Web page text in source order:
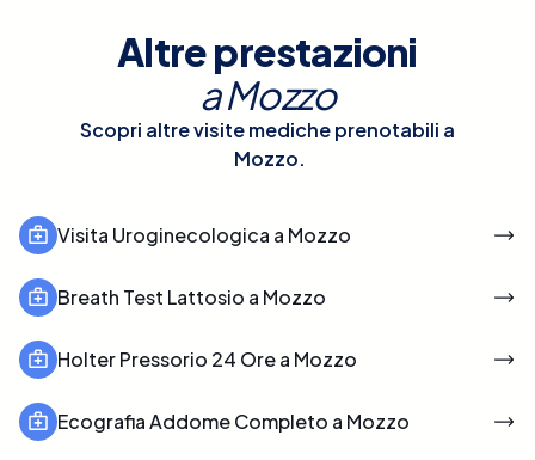
Altre prestazioni
aMozzo
Scopri altre visite mediche prenotabili a
Mozzo.
Visita Uroginecologica a Mozzo
Breath Test Lattosio a Mozzo
Holter Pressorio 24 Ore a Mozzo
Ecografia Addome Completo a Mozzo